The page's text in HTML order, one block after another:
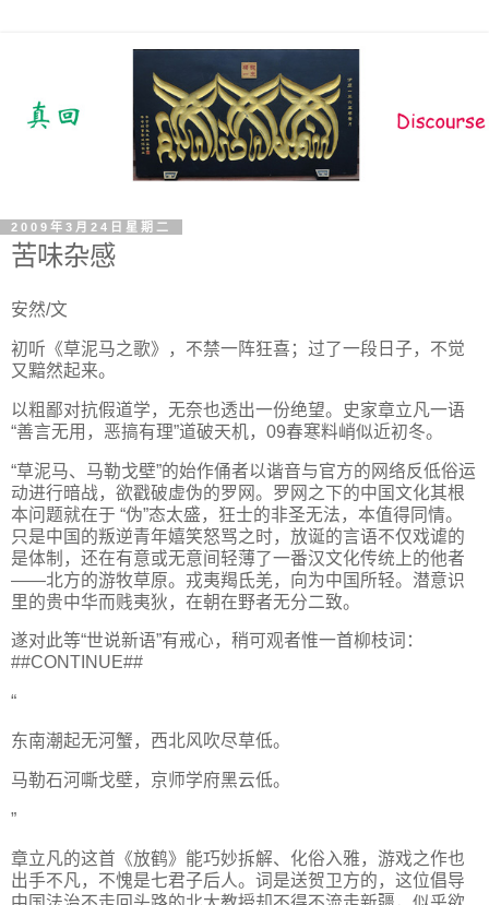
2009年3月24日星期二
苦味杂感
安然/文
初听《草泥马之歌》，不禁一阵狂喜；过了一段日子，不觉
又黯然起来。
以粗鄙对抗假道学，无奈也透出一份绝望。史家章立凡一语
“善言无用，恶搞有理”道破天机，09春寒料峭似近初冬。
“草泥马、马勒戈壁”的始作俑者以谐音与官方的网络反低俗运
动进行暗战，欲戳破虚伪的罗网。罗网之下的中国文化其根
本问题就在于 “伪”态太盛，狂士的非圣无法，本值得同情。
只是中国的叛逆青年嬉笑怒骂之时，放诞的言语不仅戏谑的
是体制，还在有意或无意间轻薄了一番汉文化传统上的他者
——北方的游牧草原。戎夷羯氐羌，向为中国所轻。潜意识
里的贵中华而贱夷狄，在朝在野者无分二致。
遂对此等“世说新语”有戒心，稍可观者惟一首柳枝词：
##CONTINUE##
“
东南潮起无河蟹，西北风吹尽草低。
马勒石河嘶戈壁，京师学府黑云低。
”
章立凡的这首《放鹤》能巧妙拆解、化俗入雅，游戏之作也
出手不凡，不愧是七君子后人。词是送贺卫方的，这位倡导